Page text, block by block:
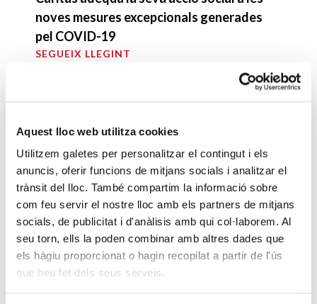
Aquest lloc web utilitza cookies
Utilitzem galetes per personalitzar el contingut i els
anuncis, oferir funcions de mitjans socials i analitzar el
trànsit del lloc. També compartim la informació sobre
com feu servir el nostre lloc amb els partners de mitjans
socials, de publicitat i d'anàlisis amb qui col·laborem. Al
seu torn, ells la poden combinar amb altres dades que
els hàgiu proporcionat o hagin recopilat a partir de l'ús
que heu fet dels seus serveis.
noves mesures excepcionals generades
pel COVID-19
SEGUEIX LLEGINT
SEGUEIX LLEGINT
Descarrega’t el «Qui és qui?, en el portal de
Betlem»
SEGUEIX LLEGINT
4 maneres d’ajudar durant el confinament
del COVID-19
SEGUEIX LLEGINT